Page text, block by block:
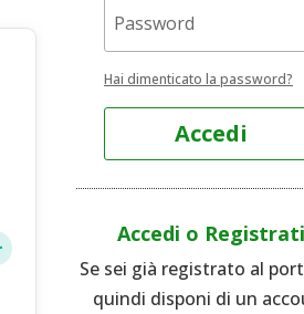
Hai dimenticato la password?
Accedi
Accedi o Registrati
Se sei già registrato al
quindi disponi di un